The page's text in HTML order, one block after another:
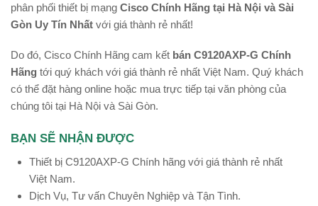
phân phối thiết bị mạng Cisco Chính Hãng tại Hà Nội và Sài
Gòn Uy Tín Nhất với giá thành rẻ nhất!
Do đó, Cisco Chính Hãng cam kết bán C9120AXP-G Chính
Hãng tới quý khách với giá thành rẻ nhất Việt Nam. Quý khách
có thể đặt hàng online hoặc mua trực tiếp tại văn phòng của
chúng tôi tại Hà Nội và Sài Gòn.
BẠN SẼ NHẬN ĐƯỢC
Thiết bị C9120AXP-G Chính hãng với giá thành rẻ nhất
Việt Nam.
Dịch Vụ, Tư vấn Chuyên Nghiệp và Tận Tình.